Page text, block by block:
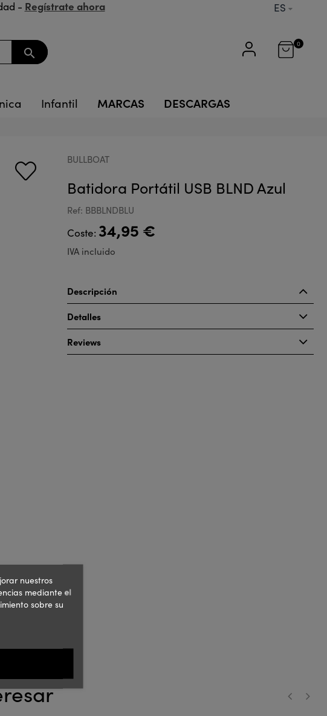
- Regístrate ahora ES
search
0
Infantil MARCAS DESCARGAS
BULLBOAT
Batidora Portátil USB BLND Azul
Ref: BBBLNDBLU
Coste: 34,95 €
IVA incluido
Descripción
Detalles
Reviews
nuestros
mediante el
sobre su